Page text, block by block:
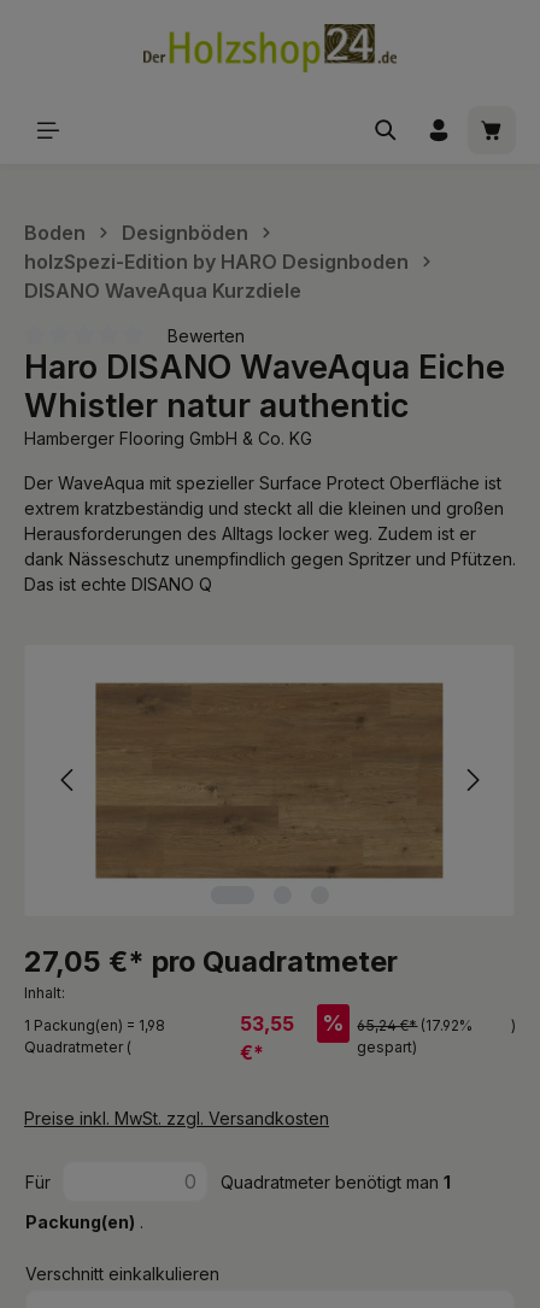
Boden
Designböden
holzSpezi-Edition by HARO Designboden
DISANO WaveAqua Kurzdiele
Durchschnittliche Bewertung von 0 von 5 Sternen
Bewerten
Haro DISANO WaveAqua Eiche
Whistler natur authentic
Hamberger Flooring GmbH & Co. KG
Der WaveAqua mit spezieller Surface Protect Oberfläche ist
extrem kratzbeständig und steckt all die kleinen und großen
Herausforderungen des Alltags locker weg. Zudem ist er
dank Nässeschutz unempfindlich gegen Spritzer und Pfützen.
Das ist echte DISANO Q
27,05 €* pro Quadratmeter
Inhalt:
1 Packung(en) = 1,98
Quadratmeter (
53,55
€*
% 65,24 €* (17.92%
gespart)
)
Preise inkl. MwSt. zzgl. Versandkosten
Für Quadratmeter benötigt man 1
Packung(en) .
Verschnitt einkalkulieren